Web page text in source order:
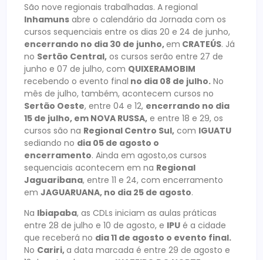
São nove regionais trabalhadas. A regional
Inhamuns abre o calendário da Jornada com os
cursos sequenciais entre os dias 20 e 24 de junho,
encerrando no dia 30 de junho,em CRATEÚS. Já
no Sertão Central, os cursos serão entre 27 de
junho e 07 de julho, com QUIXERAMOBIM
recebendo o evento final no dia 08 de julho. No
mês de julho, também, acontecem cursos no
Sertão Oeste, entre 04 e 12, encerrando no dia
15 de julho, em NOVA RUSSA, e entre 18 e 29, os
cursos são na Regional Centro Sul, com IGUATU
sediando no dia 05 de agosto o
encerramento. Ainda em agosto,os cursos
sequenciais acontecem em na Regional
Jaguaribana, entre 11 e 24, com encerramento
em JAGUARUANA, no dia 25 de agosto.
Na Ibiapaba, as CDLs iniciam as aulas práticas
entre 28 de julho e 10 de agosto, e IPU é a cidade
que receberá no dia11 de agosto o evento final.
No Cariri,a data marcada é entre 29 de agosto e